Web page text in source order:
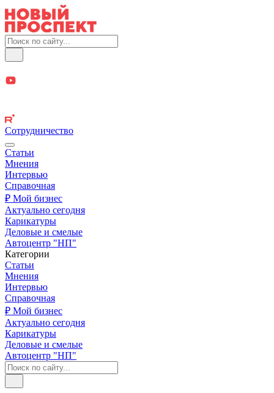
Сотрудничество
Статьи
Мнения
Интервью
Справочная
₽ Мой бизнес
Актуально сегодня
Карикатуры
Деловые и смелые
Автоцентр "НП"
Категории
Статьи
Мнения
Интервью
Справочная
₽ Мой бизнес
Актуально сегодня
Карикатуры
Деловые и смелые
Автоцентр "НП"